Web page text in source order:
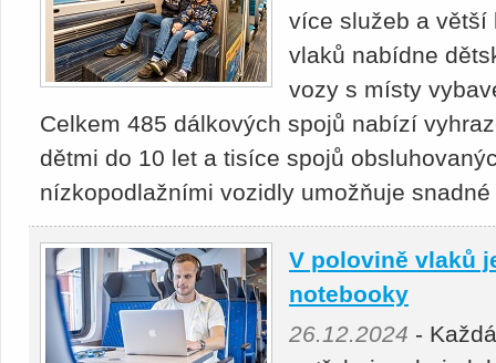
více služeb a větší
vlaků nabídne
vozy s místy
Celkem 485 dálkových spojů nabízí
dětmi do 10 let a tisíce spojů
nízkopodlažními vozidly umožňuje
V polovině vlaků
notebooky
26.12.2024 -